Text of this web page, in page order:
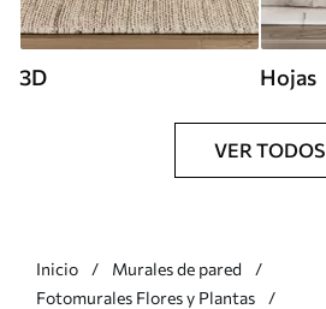
3D Hojas
VER TODOS
Inicio
Murales de pared
Fotomurales Flores y Plantas